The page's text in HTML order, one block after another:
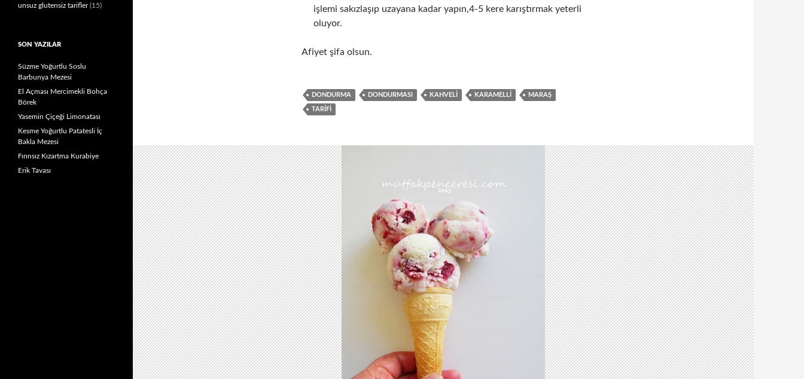
işlemi sakızlaşıp uzayana kadar yapın,4-5 kere karıştırmak yeterli
oluyor.
Afiyet şifa olsun.
DONDURMA DONDURMASI KAHVELI KARAMELLI MARAŞ
TARIFI
unsuz glutensiz tarifler(15)
SON YAZILAR
Süzme Yoğurtlu Soslu
Barbunya Mezesi
El Açması Mercimekli Bohça
Börek
Yasemin Çiçeği Limonatası
Kesme Yoğurtlu Patatesli İç
Bakla Mezesi
Fırınsız Kızartma Kurabiye
Erik Tavası